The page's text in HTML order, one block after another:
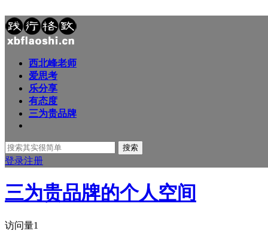
西北峰老师
爱思考
乐分享
有态度
三为贵品牌
搜索
登录注册
三为贵品牌的个人空间
访问量1